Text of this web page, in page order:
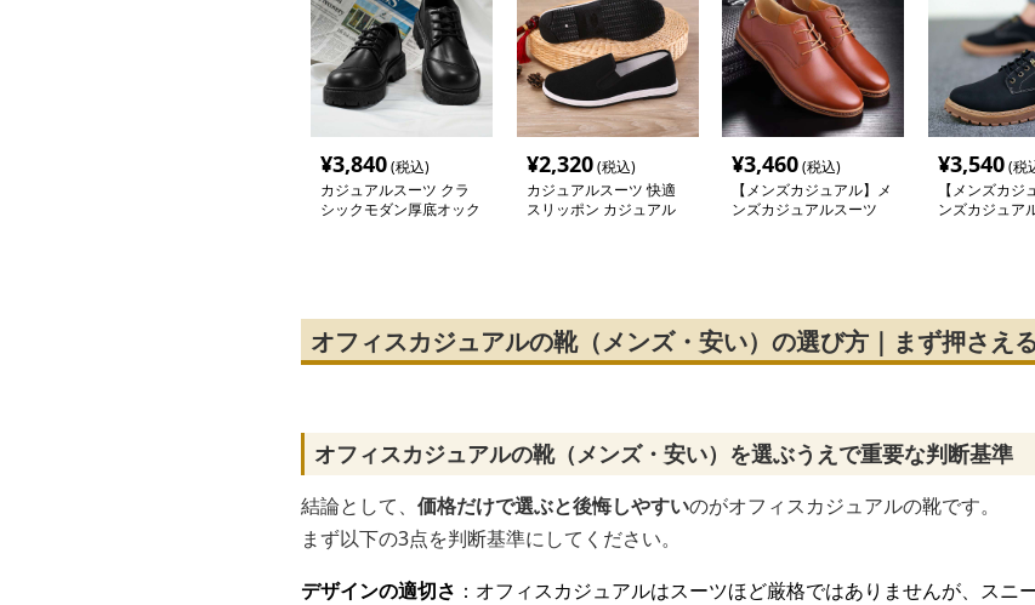
¥3,840(税込)
カジュアルスーツ クラ
シックモダン厚底オック
¥2,320(税込)
カジュアルスーツ 快適
スリッポン カジュアル
¥3,460(税込)
【メンズカジュアル】メ
ンズカジュアルスーツ
¥3,540(税
【メンズカジ
ンズカジュア
オフィスカジュアルの靴（メンズ・安い）の選び方｜まず押さえ
オフィスカジュアルの靴（メンズ・安い）を選ぶうえで重要な判断基準
結論として、 価格だけで選ぶと後悔しやすいのがオフィスカジュアルの靴です。
まず以下の3点を判断基準にしてください。
デザインの適切さ ：オフィスカジュアルはスーツほど厳格ではありませんが、スニ